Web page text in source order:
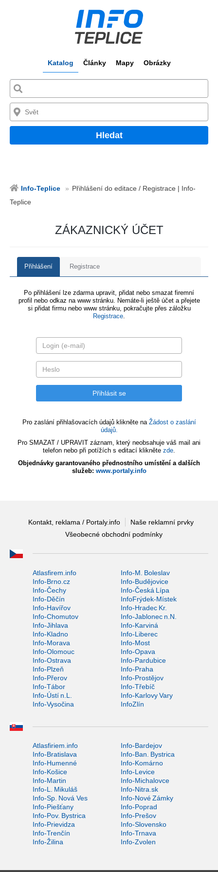
Katalog Články Mapy Obrázky
Hledat
Info-Teplice
Přihlášení do editace / Registrace | Info-
Teplice
ZÁKAZNICKÝ ÚČET
Přihlášení Registrace
Po přihlášení lze zdarma upravit, přidat nebo smazat firemní
profil nebo odkaz na www stránku. Nemáte-li ještě účet a přejete
si přidat firmu nebo www stránku, pokračujte přes záložku
Registrace.
Pro zaslání přihlašovacích údajů klikněte na Žádost o zaslání
údajů.
Pro SMAZAT / UPRAVIT záznam, který neobsahuje váš mail ani
telefon nebo při potížích s editací klikněte zde.
Objednávky garantovaného přednostního umístění a dalších
služeb: www.portaly.info
Kontakt, reklama / Portaly.info
Naše reklamní prvky
Všeobecné obchodní podmínky
Atlasfirem.info
Info-M. Boleslav
Info-Brno.cz
Info-Budějovice
Info-Čechy
Info-Česká Lípa
Info-Děčín
InfoFrýdek-Místek
Info-Havířov
Info-Hradec Kr.
Info-Chomutov
Info-Jablonec n.N.
Info-Jihlava
Info-Karviná
Info-Kladno
Info-Liberec
Info-Morava
Info-Most
Info-Olomouc
Info-Opava
Info-Ostrava
Info-Pardubice
Info-Plzeň
Info-Praha
Info-Přerov
Info-Prostějov
Info-Tábor
Info-Třebíč
Info-Ústí n.L.
Info-Karlovy Vary
Info-Vysočina
InfoZlín
Atlasfiriem.info
Info-Bardejov
Info-Bratislava
Info-Ban. Bystrica
Info-Humenné
Info-Komárno
Info-Košice
Info-Levice
Info-Martin
Info-Michalovce
Info-L. Mikuláš
Info-Nitra.sk
Info-Sp. Nová Ves
Info-Nové Zámky
Info-Piešťany
Info-Poprad
Info-Pov. Bystrica
Info-Prešov
Info-Prievidza
Info-Slovensko
Info-Trenčín
Info-Trnava
Info-Žilina
Info-Zvolen